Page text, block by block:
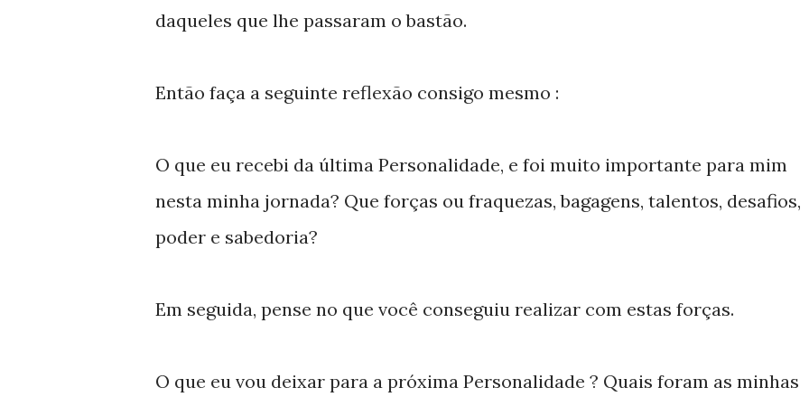
daqueles que lhe passaram o bastão.
Então faça a seguinte reflexão consigo mesmo :
O que eu recebi da última Personalidade, e foi muito importante para mim
nesta minha jornada? Que forças ou fraquezas, bagagens, talentos, desafios,
poder e sabedoria?
Em seguida, pense no que você conseguiu realizar com estas forças.
O que eu vou deixar para a próxima Personalidade ? Quais foram as minhas